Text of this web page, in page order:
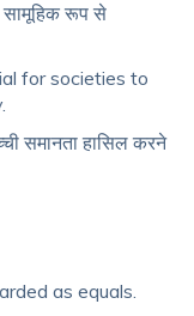
सामूहिक रूप से
for societies to
हासिल करने
as equals.